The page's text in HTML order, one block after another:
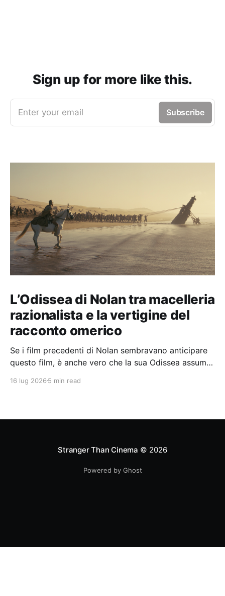
Sign up for more like this.
Enter your email Subscribe
L’Odissea di Nolan tra macelleria
razionalista e la vertigine del
racconto omerico
Se i film precedenti di Nolan sembravano anticipare
questo film, è anche vero che la sua Odissea assume
16 lug 2026 5 min read
Stranger Than Cinema © 2026
Powered by Ghost